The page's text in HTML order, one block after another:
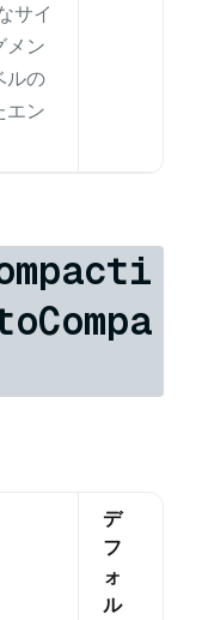
サイ
メン
ルの
エン
デ
フ
ォ
ル